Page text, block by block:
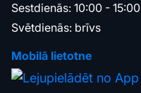
Sestdienās: 10:00 - 15:00
Svētdienās: brīvs
Mobilā lietotne